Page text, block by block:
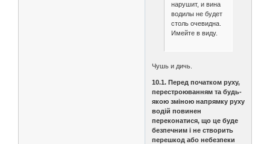
нарушит, и вина
водилы не будет
столь очевидна.
Имейте в виду.
Чушь и дичь.
10.1. Перед початком руху,
перестроюванням та будь-
якою зміною напрямку руху
водій повинен
переконатися, що це буде
безпечним і не створить
перешкод або небезпеки